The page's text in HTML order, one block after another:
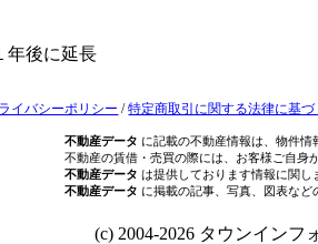
年後に延長
イバシーポリシー /特定商取引に関する法律に基
不動産データ に記載の不動産情報は、物件
不動産の賃借・売買の際には、お客様ご自身
不動産データ は提供しております情報に関し
不動産データ に掲載の記事、写真、図表な
(c) 2004-2026 タウンインフ